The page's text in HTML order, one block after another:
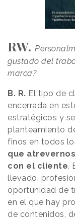
RW.
gustado del
marca?
B. R. El tipo de
encerrada en
estratégicos y
planteamiento
finos en todos
que
con el cliente.
llevado,
oportunidad de
en el que hay
de contenidos,